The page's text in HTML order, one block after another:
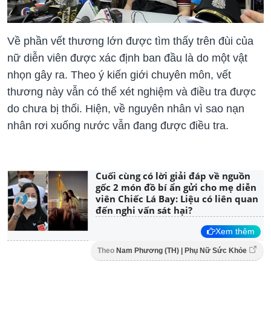
Về phần vết thương lớn được tìm thấy trên đùi của
nữ diễn viên được xác định ban đầu là do một vật
nhọn gây ra. Theo ý kiến giới chuyên môn, vết
thương này vẫn có thể xét nghiệm và điều tra được
do chưa bị thối. Hiện, về nguyên nhân vì sao nạn
nhân rơi xuống nước vẫn đang được điều tra.
Cuối cùng có lời giải đáp về nguồn
gốc 2 món đồ bí ẩn gửi cho mẹ diễn
viên Chiếc Lá Bay: Liệu có liên quan
đến nghi vấn sát hại?
Xem thêm
Theo Nam Phương (TH) | Phụ Nữ Sức Khỏe